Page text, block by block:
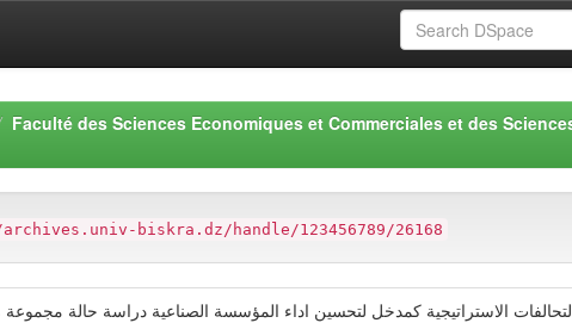
Faculté des Sciences Economiques et Commerciales et des
biskra.dz/handle/123456789/26168
الاستراتيجية كمدخل لتحسين اداء المؤسسة الصناعية دراسة حالة